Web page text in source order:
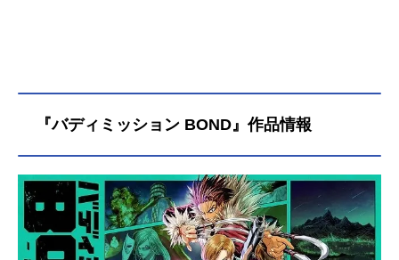
『バディミッション BOND』作品情報